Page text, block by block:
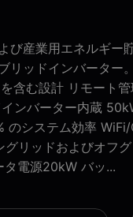
び産業用エネルギ
リッドインバーター
含む設計 リモート
ンバーター内蔵
のシステム効率
リッドおよびオフ
タ電源20kW バッ...